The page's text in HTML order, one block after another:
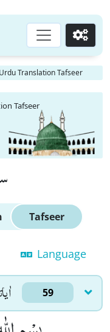
Go
Translation Tafseer
Tafseer
Tafseer
Language
59